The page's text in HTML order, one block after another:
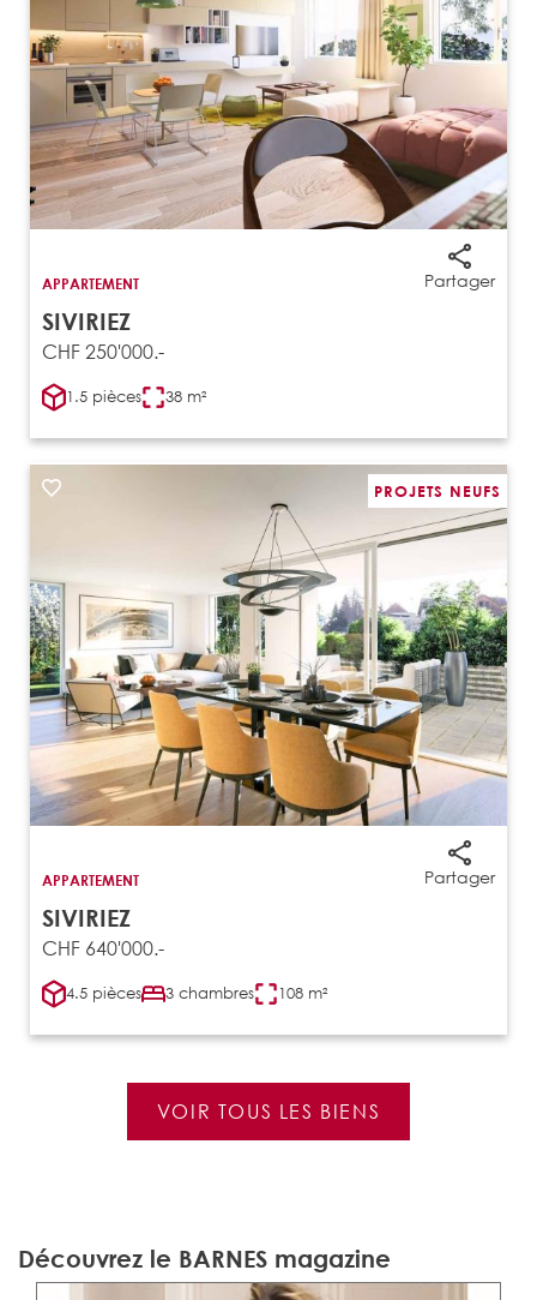
Partager
APPARTEMENT
SIVIRIEZ
CHF 250'000.-
1.5 pièces 38 m²
PROJETS NEUFS
Partager
APPARTEMENT
SIVIRIEZ
CHF 640'000.-
4.5 pièces 3 chambres 108 m²
VOIR TOUS LES BIENS
Découvrez le BARNES magazine